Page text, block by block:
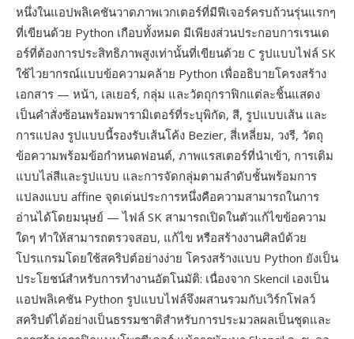
หนึ่งในแอปพลิเคชันวาดภาพเวกเตอร์ที่มีฟีเจอร์ครบถ้วนรุ่นแรกๆ
ที่เขียนด้วย Python เกือบทั้งหมด มีเพียงส่วนประกอบการเรนเด
อร์ที่ต้องการประสิทธิภาพสูงเท่านั้นที่เขียนด้วย C รูปแบบไฟล์ SK
ใช้ไวยากรณ์แบบข้อความคล้าย Python เพื่ออธิบายโครงสร้าง
เอกสาร — หน้า, เลเยอร์, กลุ่ม และวัตถุกราฟิกแต่ละชิ้นแสดง
เป็นคำสั่งซ้อนพร้อมพารามิเตอร์ที่ระบุพิกัด, สี, รูปแบบเส้น และ
การแปลง รูปแบบนี้รองรับเส้นโค้ง Bezier, สี่เหลี่ยม, วงรี, วัตถุ
ข้อความพร้อมข้อกำหนดฟอนต์, ภาพแรสเตอร์ที่นำเข้า, การเติม
แบบไล่สีและรูปแบบ และการจัดกลุ่มตามลำดับชั้นพร้อมการ
แปลงแบบ affine จุดเด่นประการหนึ่งคือความสามารถในการ
อ่านได้โดยมนุษย์ — ไฟล์ SK สามารถเปิดในตัวแก้ไขข้อความ
ใดๆ ทำให้สามารถตรวจสอบ, แก้ไข หรือสร้างงานศิลป์ด้วย
โปรแกรมโดยใช้สคริปต์อย่างง่าย โครงสร้างแบบ Python ยังเป็น
ประโยชน์สำหรับการทำงานอัตโนมัติ: เนื่องจาก Skencil เองเป็น
แอปพลิเคชัน Python รูปแบบไฟล์จึงผสานรวมกับเวิร์กโฟลว์
สคริปต์ได้อย่างเป็นธรรมชาติสำหรับการประมวลผลเป็นชุดและ